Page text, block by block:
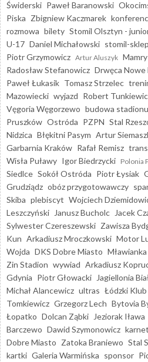
Świderski Paweł Baranowski
Piska Zbigniew Kaczmarek
rozmowa bilety Stomil Olsztyn -
U-17 Daniel Michałowski stomil-
Piotr Grzymowicz Artur Aluszyk
Radosław Stefanowicz Drwęca
Paweł Łukasik Tomasz Strzelec
Mazowiecki wyjazd Robert
Vęgoria Węgorzewo budowa stadionu
Pruszków Ostróda PZPN Stal
Nidzica Błękitni Pasym Artur
Garbarnia Kraków Rafał Remisz
Wisła Puławy Igor Biedrzycki Polonia
Siedlce Sokół Ostróda Piotr Łysiak
Grudziądz obóz przygotowawczy
Skiba plebiscyt Wojciech
Leszczyński
Janusz Bucholc Jacek
Sylwester Czereszewski Zawisza
Kun Arkadiusz Mroczkowski Motor
Wojda DKS Dobre Miasto
Zin Stadion wywiad Arkadiusz
Gdynia Piotr Głowacki Jagiellonia
Michał Alancewicz ultras Łódzki
Tomkiewicz Grzegorz Lech Bytovia
Łopatko Dolcan Ząbki Jeziorak Iława
Barczewo Dawid Szymonowicz
Dobre Miasto Zatoka Braniewo Stal
kartki Galeria Warmińska sponsor